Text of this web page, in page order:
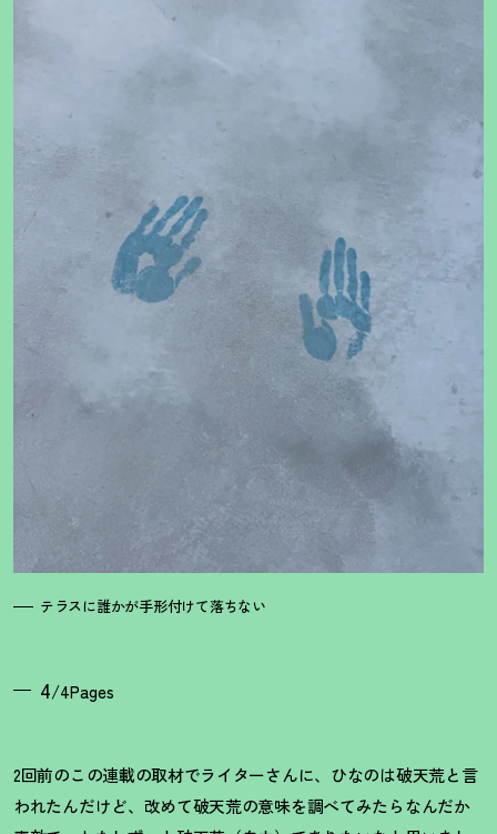
テラスに誰かが手形付けて落ちない
4/4Pages
2回前のこの連載の取材でライターさんに、ひなのは破天荒と言
われたんだけど、改めて破天荒の意味を調べてみたらなんだか